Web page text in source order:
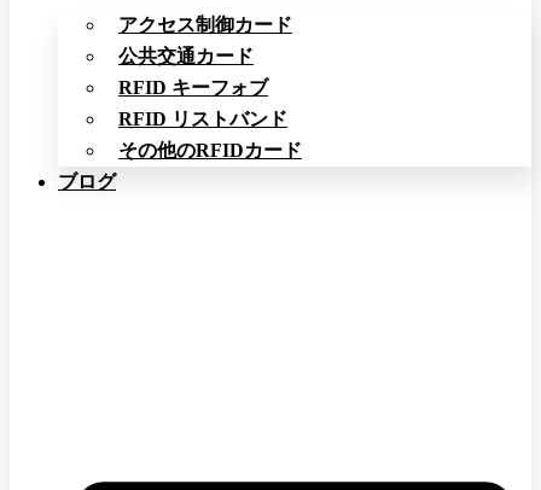
アクセス制御カード
公共交通カード
RFID キーフォブ
RFID リストバンド
その他のRFIDカード
ブログ